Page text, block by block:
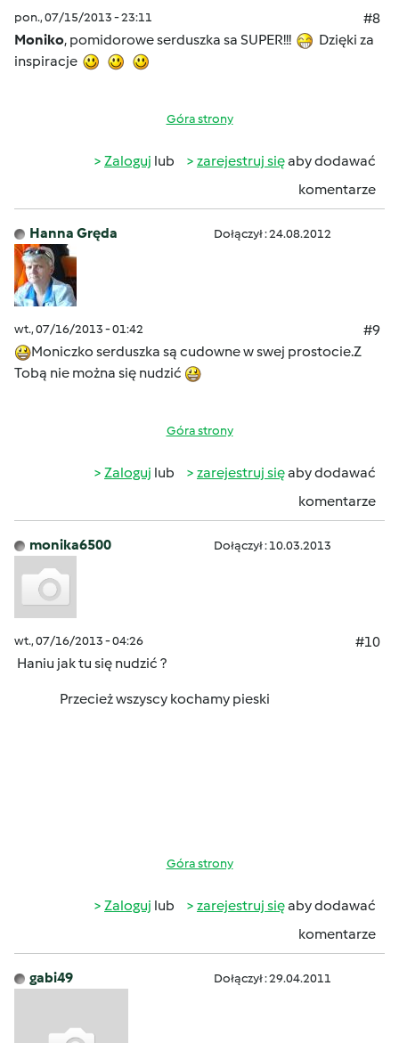
pon., 07/15/2013 - 23:11
#8
Moniko, pomidorowe serduszka sa SUPER!!!
Dzięki za
inspiracje
Góra strony
Zaloguj lub zarejestruj sięaby dodawać
komentarze
Hanna Gręda Dołączył : 24.08.2012
wt., 07/16/2013 - 01:42
#9
Moniczko serduszka są cudowne w swej prostocie.Z
Tobą nie można się nudzić
Góra strony
Zaloguj lub zarejestruj sięaby dodawać
komentarze
monika6500 Dołączył : 10.03.2013
wt., 07/16/2013 - 04:26
#10
Haniu jak tu się nudzić ?
Przecież wszyscy kochamy pieski
Góra strony
Zaloguj lub zarejestruj sięaby dodawać
komentarze
gabi49 Dołączył : 29.04.2011